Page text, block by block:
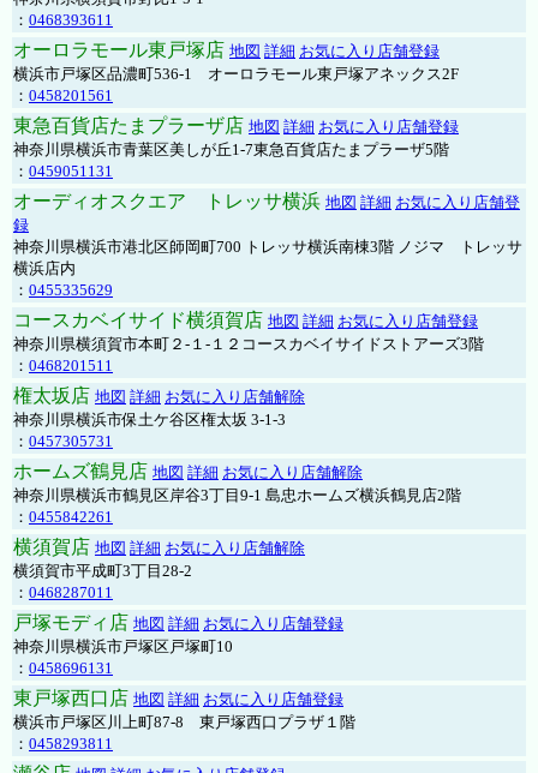
： 0468393611
オーロラモール東戸塚店 地図 詳細 お気に入り店舗登録
横浜市戸塚区品濃町536-1 オーロラモール東戸塚アネックス2F
： 0458201561
東急百貨店たまプラーザ店 地図 詳細 お気に入り店舗登録
神奈川県横浜市青葉区美しが丘1-7東急百貨店たまプラーザ5階
： 0459051131
オーディオスクエア トレッサ横浜 地図 詳細 お気に入り店舗登
録
神奈川県横浜市港北区師岡町700 トレッサ横浜南棟3階 ノジマ トレッサ
横浜店内
： 0455335629
コースカベイサイド横須賀店 地図 詳細 お気に入り店舗登録
神奈川県横須賀市本町２-１-１２コースカベイサイドストアーズ3階
： 0468201511
権太坂店 地図 詳細 お気に入り店舗解除
神奈川県横浜市保土ケ谷区権太坂 3-1-3
： 0457305731
ホームズ鶴見店 地図 詳細 お気に入り店舗解除
神奈川県横浜市鶴見区岸谷3丁目9-1 島忠ホームズ横浜鶴見店2階
： 0455842261
横須賀店 地図 詳細 お気に入り店舗解除
横須賀市平成町3丁目28-2
： 0468287011
戸塚モディ店 地図 詳細 お気に入り店舗登録
神奈川県横浜市戸塚区戸塚町10
： 0458696131
東戸塚西口店 地図 詳細 お気に入り店舗登録
横浜市戸塚区川上町87-8 東戸塚西口プラザ１階
： 0458293811